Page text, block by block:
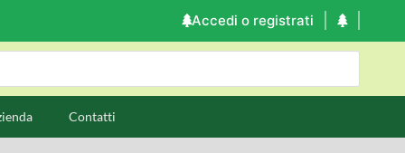
Accedi o registrati
Contatti